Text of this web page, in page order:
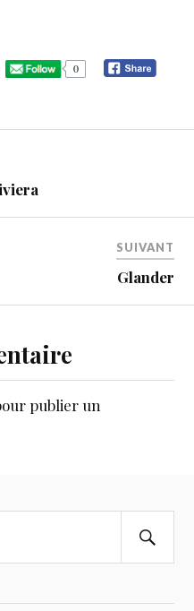
0
SUIVANT
Glander
publier un